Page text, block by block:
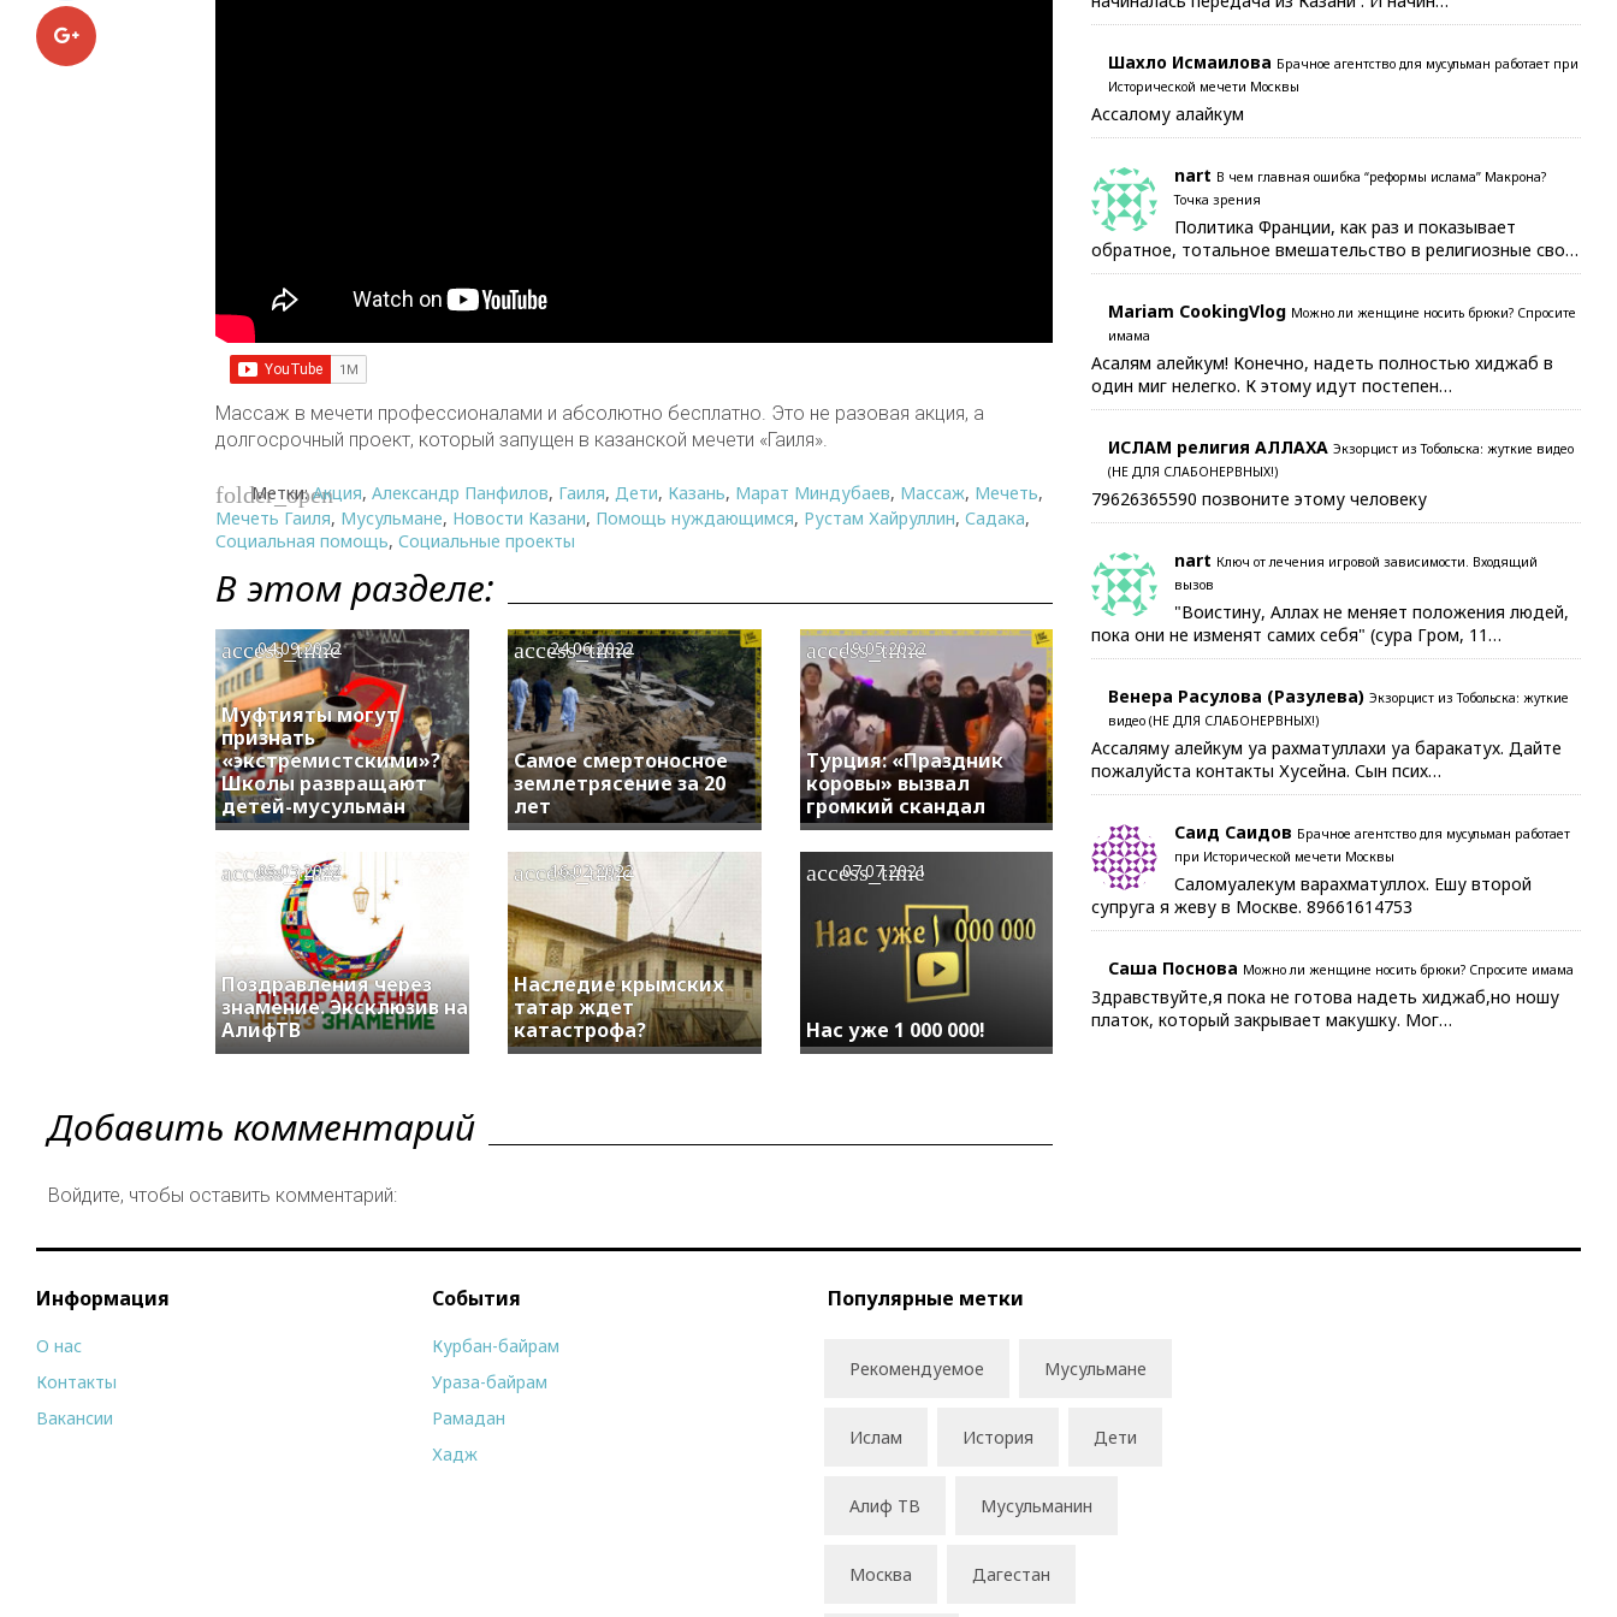
Google+
Массаж в мечети профессионалами и абсолютно бесплатно. Это не разовая акция, а
долгосрочный проект, который запущен в казанской мечети «Гаиля».
folder_open
Метки:Акция, Александр Панфилов, Гаиля, Дети, Казань, Марат Миндубаев, Массаж, Мечеть,
Мечеть Гаиля, Мусульмане, Новости Казани, Помощь нуждающимся, Рустам Хайруллин, Садака,
Социальная помощь, Социальные проекты
В этом разделе:
Муфтияты могут
признать
«экстремистскими»?
Школы развращают
детей-мусульман
access_time
04.09.2022
Самое смертоносное
землетрясение за 20
лет
access_time
24.06.2022
Турция: «Праздник
коровы» вызвал
громкий скандал
access_time
19.05.2022
Поздравления через
знамение. Эксклюзив на
АлифТВ
access_time
05.05.2022
Наследие крымских
татар ждет
катастрофа?
access_time
16.02.2022
Нас уже 1 000 000!
access_time
07.07.2021
Добавить комментарий
Войдите, чтобы оставить комментарий:
Шахло Исмаилова Брачное агентство для мусульман работает при
Исторической мечети Москвы
Ассалому алайкум
nart В чем главная ошибка “реформы ислама” Макрона?
Точка зрения
Политика Франции, как раз и показывает
обратное, тотальное вмешательство в религиозные сво…
Mariam CookingVlog Можно ли женщине носить брюки? Спросите
имама
Асалям алейкум! Конечно, надеть полностью хиджаб в
один миг нелегко. К этому идут постепен…
ИСЛАМ религия АЛЛАХА Экзорцист из Тобольска: жуткие видео
(НЕ ДЛЯ СЛАБОНЕРВНЫХ!)
79626365590 позвоните этому человеку
nart Ключ от лечения игровой зависимости. Входящий
вызов
"Воистину, Аллах не меняет положения людей,
пока они не изменят самих себя" (сура Гром, 11…
Венера Расулова (Разулева) Экзорцист из Тобольска: жуткие
видео (НЕ ДЛЯ СЛАБОНЕРВНЫХ!)
Ассаляму алейкум уа рахматуллахи уа баракатух. Дайте
пожалуйста контакты Хусейна. Сын псих…
Саид Саидов Брачное агентство для мусульман работает
при Исторической мечети Москвы
Саломуалекум варахматуллох. Ешу второй
супруга я жеву в Москве. 89661614753
Саша Поснова Можно ли женщине носить брюки? Спросите имама
Здравствуйте,я пока не готова надеть хиджаб,но ношу
платок, который закрывает макушку. Мог…
Информация
О нас
Контакты
Вакансии
События
Курбан-байрам
Ураза-байрам
Рамадан
Хадж
Популярные метки
Рекомендуемое Мусульмане
Ислам История Дети
Алиф ТВ Мусульманин
Москва Дагестан